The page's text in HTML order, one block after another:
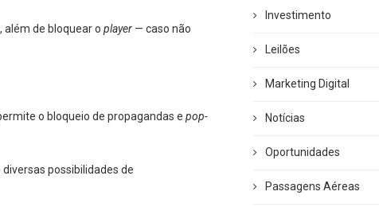
de bloquear o player — caso não
o bloqueio de propagandas e pop-
possibilidades de
Investimento
Leilões
Marketing Digital
Notícias
Oportunidades
Passagens Aéreas